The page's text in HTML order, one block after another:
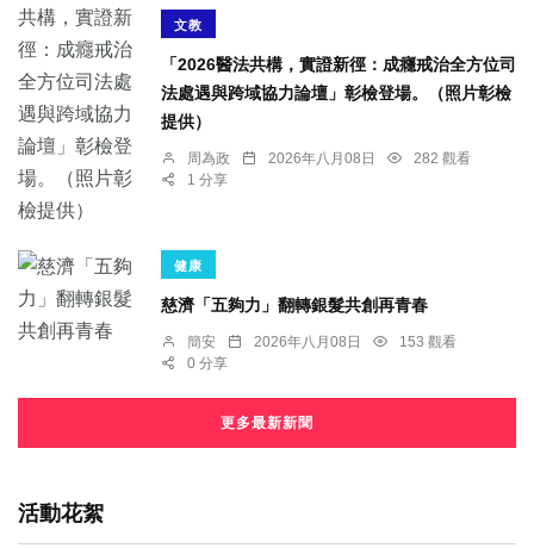
文教
「2026醫法共構，實證新徑：成癮戒治全方位司
法處遇與跨域協力論壇」彰檢登場。（照片彰檢
提供）
周為政 2026年八月08日
282 觀看
1 分享
健康
慈濟「五夠力」翻轉銀髮共創再青春
簡安 2026年八月08日
153 觀看
0 分享
更多最新新聞
活動花絮